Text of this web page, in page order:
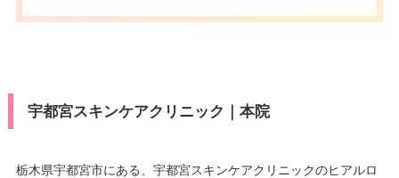
宇都宮スキンケアクリニック｜本院
栃木県宇都宮市にある、宇都宮スキンケアクリニックのヒアルロ